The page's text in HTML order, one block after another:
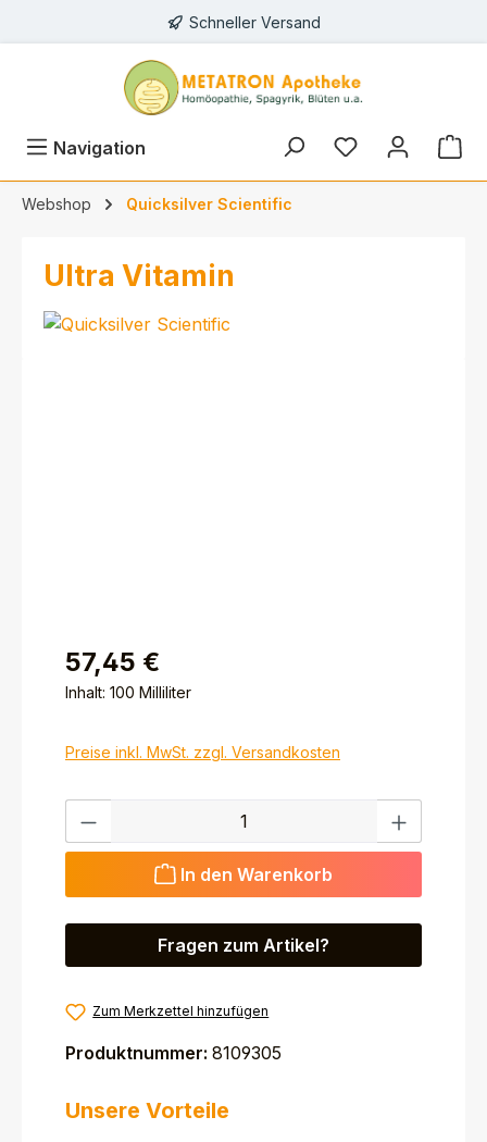
Schneller Versand
Navigation
Webshop Quicksilver Scientific
Ultra Vitamin
57,45 €
Inhalt: 100 Milliliter
Preise inkl. MwSt. zzgl. Versandkosten
Produkt Anzahl: Gib den gewünschten Wert ein
In den Warenkorb
Fragen zum Artikel?
Zum Merkzettel hinzufügen
Produktnummer: 8109305
Unsere Vorteile